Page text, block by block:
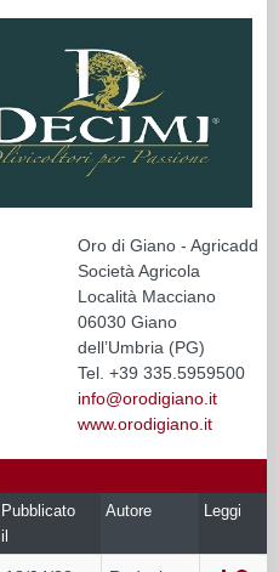
Oro di Giano - Agricadd
Società Agricola
Località Macciano
06030 Giano
dell’Umbria (PG)
Tel. +39 335.5959500
info@orodigiano.it
www.orodigiano.it
Pubblicato
il
Autore Leggi